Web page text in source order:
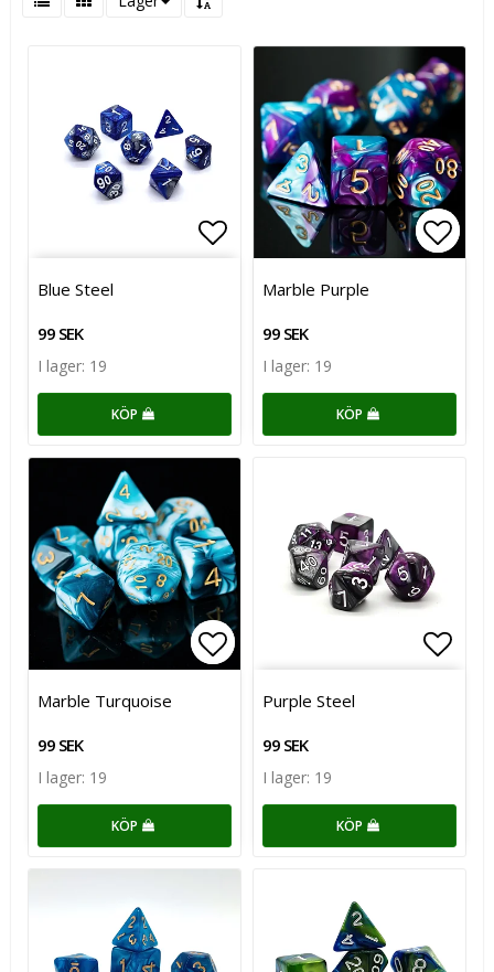
Lägg till i favoritlistan
Lägg till i favoritlistan
Blue Steel
99 SEK
I lager: 19
KÖP
Marble Purple
99 SEK
I lager: 19
KÖP
Lägg till i favoritlistan
Lägg till i favoritlistan
Marble Turquoise
99 SEK
I lager: 19
KÖP
Purple Steel
99 SEK
I lager: 19
KÖP